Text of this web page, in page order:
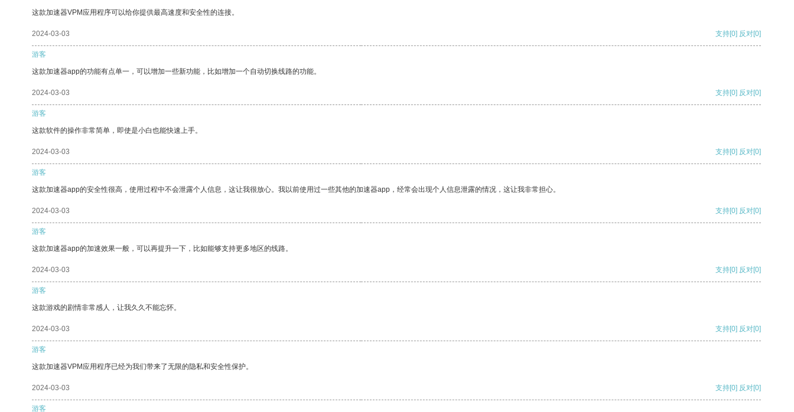
这款加速器VPM应用程序可以给你提供最高速度和安全性的连接。
2024-03-03 支持[0] 反对[0]
游客
这款加速器app的功能有点单一，可以增加一些新功能，比如增加一个自动切换线路的功能。
2024-03-03 支持[0] 反对[0]
游客
这款软件的操作非常简单，即使是小白也能快速上手。
2024-03-03 支持[0] 反对[0]
游客
这款加速器app的安全性很高，使用过程中不会泄露个人信息，这让我很放心。我以前使用过一些其他的加速器app，经常会出现个人信息泄露的情况，这让我非常担心。
2024-03-03 支持[0] 反对[0]
游客
这款加速器app的加速效果一般，可以再提升一下，比如能够支持更多地区的线路。
2024-03-03 支持[0] 反对[0]
游客
这款游戏的剧情非常感人，让我久久不能忘怀。
2024-03-03 支持[0] 反对[0]
游客
这款加速器VPM应用程序已经为我们带来了无限的隐私和安全性保护。
2024-03-03 支持[0] 反对[0]
游客